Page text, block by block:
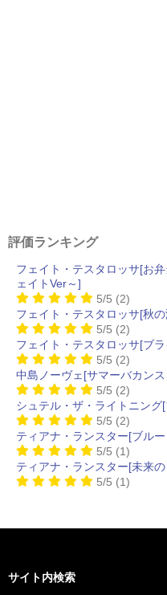
評価ランキング
フェイト・テスタロッサ[お
ェイトVer～]
5/5 (2)
フェイト・テスタロッサ[秋
5/5 (2)
フェイト・テスタロッサ[ブ
5/5 (2)
中島ノーヴェ[サマーバカン
5/5 (2)
シュテル・ザ・ライトニング
5/5 (2)
ティアナ・ランスター[ブル
5/5 (1)
ティアナ・ランスター[未来
5/5 (1)
サイト内検索